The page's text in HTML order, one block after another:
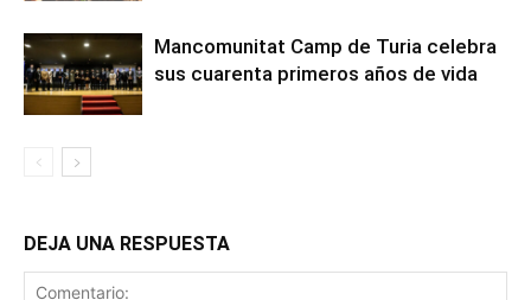
Mancomunitat Camp de Turia celebra
sus cuarenta primeros años de vida
DEJA UNA RESPUESTA